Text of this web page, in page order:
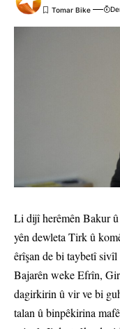
Li dijî herêmên Bakur
yên dewleta Tirk û
êrîşan de bi taybetî
Bajarên weke Efrîn,
dagirkirin û vir ve bi
talan û binpêkirina